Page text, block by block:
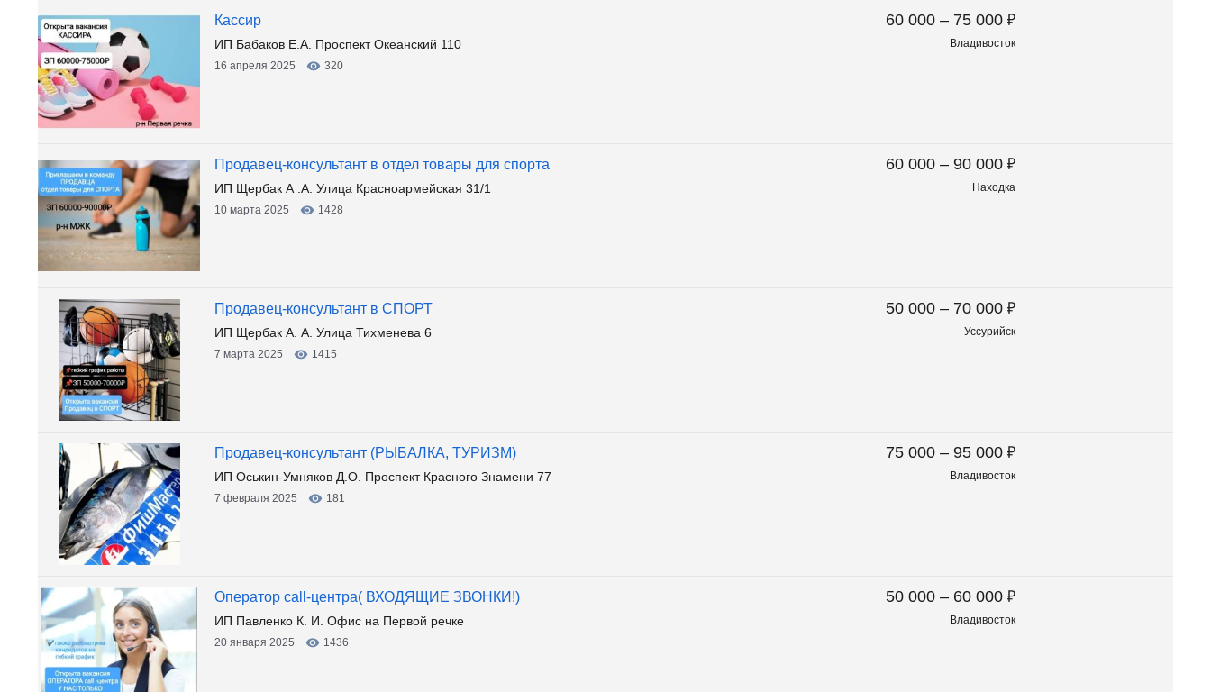
60 000 – 75 000 ₽
Владивосток
Кассир
ИП Бабаков Е.А. Проспект Океанский 110
16 апреля 2025 320
60 000 – 90 000 ₽
Находка
Продавец-консультант в отдел товары для спорта
ИП Щербак А .А. Улица Красноармейская 31/1
10 марта 2025 1428
50 000 – 70 000 ₽
Уссурийск
Продавец-консультант в СПОРТ
ИП Щербак А. А. Улица Тихменева 6
7 марта 2025 1415
75 000 – 95 000 ₽
Владивосток
Продавец-консультант (РЫБАЛКА, ТУРИЗМ)
ИП Оськин-Умняков Д.О. Проспект Красного Знамени 77
7 февраля 2025 181
50 000 – 60 000 ₽
Владивосток
Оператор call-центра( ВХОДЯЩИЕ ЗВОНКИ!)
ИП Павленко К. И. Офис на Первой речке
20 января 2025 1436